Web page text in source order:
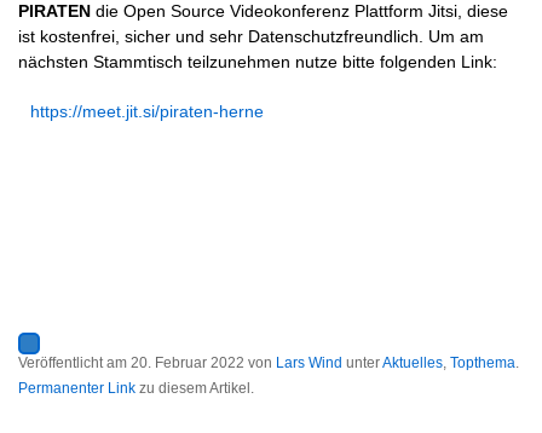
PIRATEN die Open Source Videokonferenz Plattform Jitsi, diese
ist kostenfrei, sicher und sehr Datenschutzfreundlich. Um am
nächsten Stammtisch teilzunehmen nutze bitte folgenden Link:
https://meet.jit.si/piraten-herne
Veröffentlicht am 20. Februar 2022 von Lars Wind unterAktuelles, Topthema.
Permanenter Link zu diesem Artikel.